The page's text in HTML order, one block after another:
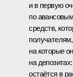
и в первую
по
средств,
на которые
на
остаётся в